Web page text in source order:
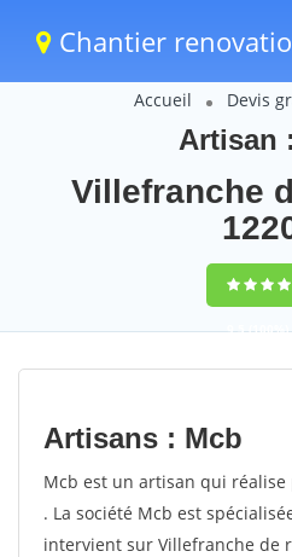
Chantier
Accueil Devis
Artisan
Villefranche
9,5(100%)
votes
Artisans : Mcb
Mcb est un artisan qui
. La société Mcb est
intervient sur Villefranche de